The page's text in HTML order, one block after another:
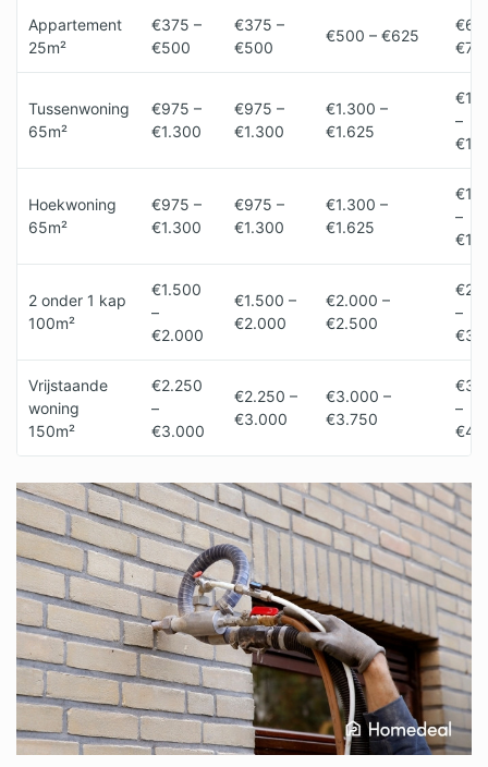
Appartement
25m²
€375 –
€500
€375 –
€500
€500 – €625
Tussenwoning
65m²
€975 –
€1.300
€975 –
€1.300
€1.300 –
€1.625
–
Hoekwoning
65m²
€975 –
€1.300
€975 –
€1.300
€1.300 –
€1.625
–
2 onder 1 kap
100m²
€1.500
–
€2.000
€1.500 –
€2.000
€2.000 –
€2.500
–
Vrijstaande
woning
150m²
€2.250
–
€3.000
€2.250 –
€3.000
€3.000 –
€3.750
–